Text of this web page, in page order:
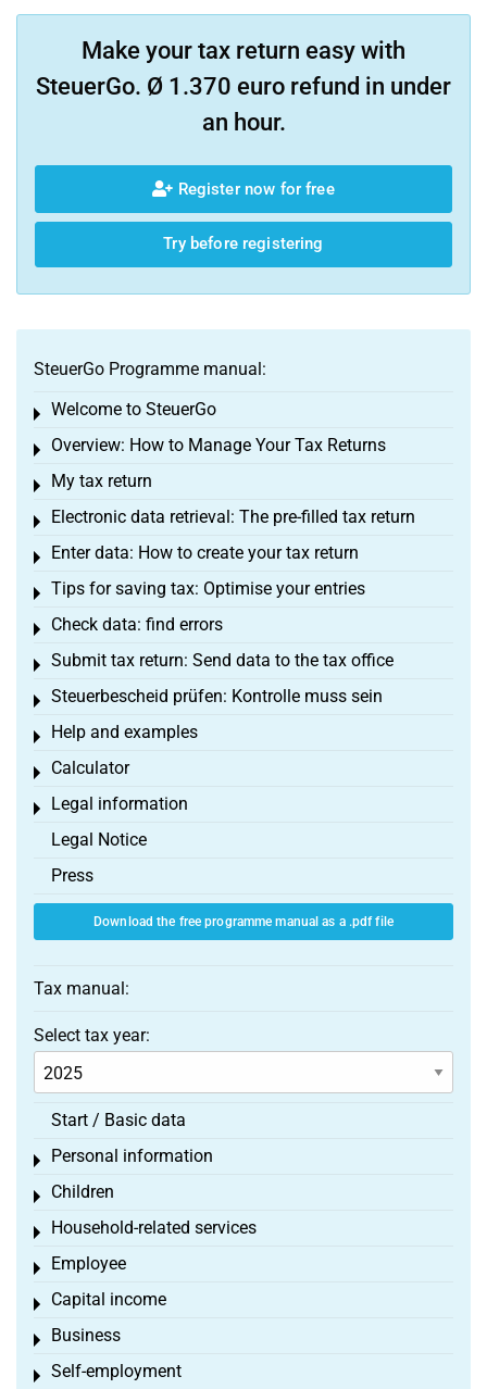
Make your tax return easy with
SteuerGo. Ø 1.370 euro refund in under
an hour.
Register now for free
Try before registering
SteuerGo Programme manual:
Welcome to SteuerGo
Toggle menu
Overview: How to Manage Your Tax Returns
Toggle menu
My tax return
Toggle menu
Electronic data retrieval: The pre-filled tax return
Toggle menu
Enter data: How to create your tax return
Toggle menu
Tips for saving tax: Optimise your entries
Toggle menu
Check data: find errors
Toggle menu
Submit tax return: Send data to the tax office
Toggle menu
Steuerbescheid prüfen: Kontrolle muss sein
Toggle menu
Help and examples
Toggle menu
Calculator
Toggle menu
Legal information
Toggle menu
Legal Notice
Press
Download the free programme manual as a .pdf file
Tax manual:
Select tax year:
Start / Basic data
Personal information
Toggle menu
Children
Toggle menu
Household-related services
Toggle menu
Employee
Toggle menu
Capital income
Toggle menu
Business
Toggle menu
Self-employment
Toggle menu